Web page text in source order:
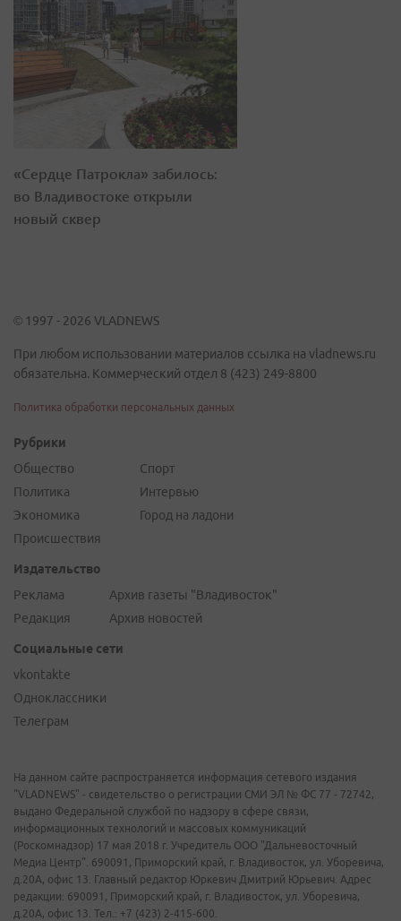
«Сердце Патрокла» забилось:
во Владивостоке открыли
новый сквер
© 1997 - 2026 VLADNEWS
При любом использовании материалов ссылка на vladnews.ru
обязательна. Коммерческий отдел 8 (423) 249-8800
Политика обработки персональных данных
Рубрики
Общество
Политика
Экономика
Происшествия
Спорт
Интервью
Город на ладони
Издательство
Реклама
Редакция
Архив газеты "Владивосток"
Архив новостей
Социальные сети
vkontakte
Одноклассники
Телеграм
На данном сайте распространяется информация сетевого издания
"VLADNEWS" - свидетельство о регистрации СМИ ЭЛ № ФС 77 - 72742,
выдано Федеральной службой по надзору в сфере связи,
информационных технологий и массовых коммуникаций
(Роскомнадзор) 17 мая 2018 г. Учредитель ООО "Дальневосточный
Медиа Центр". 690091, Приморский край, г. Владивосток, ул. Уборевича,
д.20А, офис 13. Главный редактор Юркевич Дмитрий Юрьевич. Адрес
редакции: 690091, Приморский край, г. Владивосток, ул. Уборевича,
д.20А, офис 13. Тел.: +7 (423) 2-415-600.